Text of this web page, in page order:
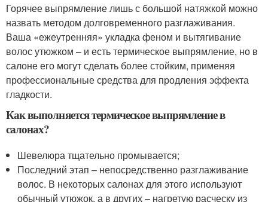
Горячее выпрямление лишь с большой натяжкой можно
назвать методом долговременного разглаживания.
Ваша «ежеутренняя» укладка феном и вытягивание
волос утюжком – и есть термическое выпрямление, но в
салоне его могут сделать более стойким, применяя
профессиональные средства для продления эффекта
гладкости.
Как выполняется термическое выпрямление в
салонах?
Шевелюра тщательно промывается;
Последний этап – непосредственно разглаживание
волос. В некоторых салонах для этого используют
обычный утюжок, а в других – нагретую расческу из